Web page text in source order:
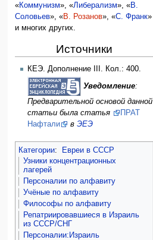
«Коммунизм», «Либерализм», «В.
Соловьев», «В. Розанов», «С. Франк»
и многих других.
Источники
КЕЭ. Дополнение III. Кол.: 400.
Уведомление:
Предварительной основой данной
статьи была статья
ПРАТ
Нафтали
в ЭЕЭ
Категории:
Евреи в СССР
Узники концентрационных
лагерей
Персоналии по алфавиту
Учёные по алфавиту
Философы по алфавиту
Репатриировавшиеся в Израиль
из СССР/СНГ
Персоналии:Израиль